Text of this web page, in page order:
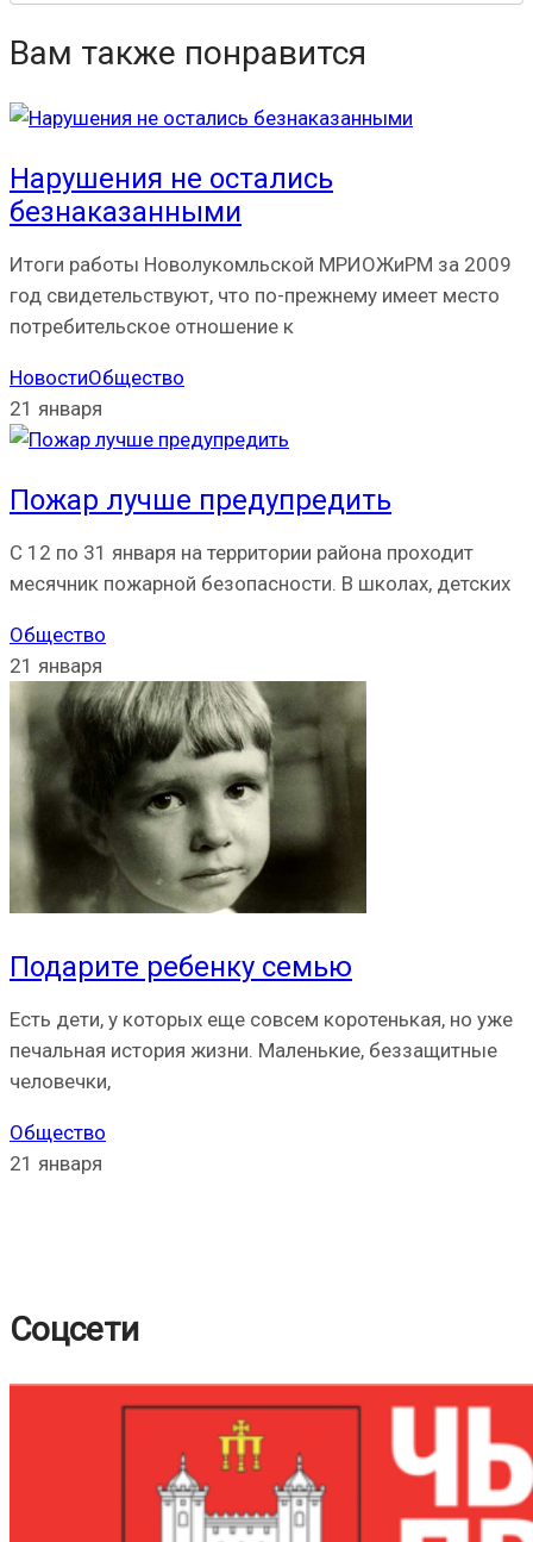
Вам также понравится
Нарушения не остались
безнаказанными
Итоги работы Новолукомльской МРИОЖиРМ за 2009
год свидетельствуют, что по-прежнему имеет место
потребительское отношение к
НовостиОбщество
21 января
Пожар лучше предупредить
С 12 по 31 января на территории района проходит
месячник пожарной безопасности. В школах, детских
Общество
21 января
Подарите ребенку семью
Есть дети, у которых еще совсем коротенькая, но уже
печальная история жизни. Маленькие, беззащитные
человечки,
Общество
21 января
Соцсети